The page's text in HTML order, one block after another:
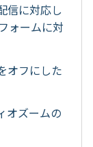
信に対応し
ォームに対
オフにした
オズームの